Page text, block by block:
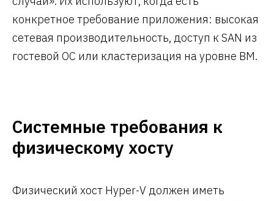
конкретное требование приложения: высокая
сетевая производительность, доступ к SAN из
гостевой ОС или кластеризация на уровне ВМ.
Системные требования к
физическому хосту
Физический хост Hyper-V должен иметь